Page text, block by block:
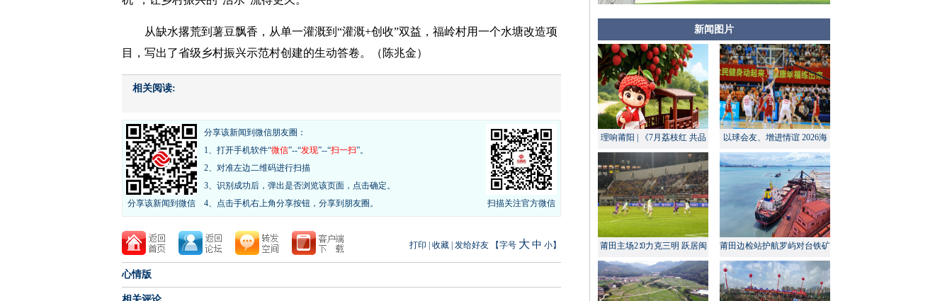
从缺水撂荒到薯豆飘香，从单一灌溉到“灌溉+创收”双益，福岭村用一个水塘改造项
目，写出了省级乡村振兴示范村创建的生动答卷。（陈兆金）
相关阅读:
扫描关注官方微信
分享该新闻到微信
分享该新闻到微信朋友圈：
1、打开手机软件“微信”--“发现”--“扫一扫”。
2、对准左边二维码进行扫描
3、识别成功后，弹出是否浏览该页面，点击确定。
4、点击手机右上角分享按钮，分享到朋友圈。
打印 收藏 发给好友 【字号 大 中 小】
心情版
新闻图片
理响莆阳 | 《7月荔枝红 共品
莆田甜》
以球会友、增进情谊 2026海
峡两岸大学生篮球赛在莆田开
幕
莆田主场2∶0力克三明 跃居闽
超积分榜第四
莆田边检站护航罗屿对台铁矿
中转量同比增长超60%